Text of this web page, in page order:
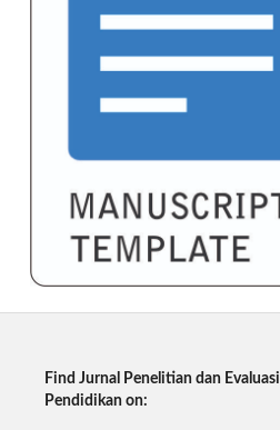
Find Jurnal Penelitian dan Evaluasi
Pendidikan on: